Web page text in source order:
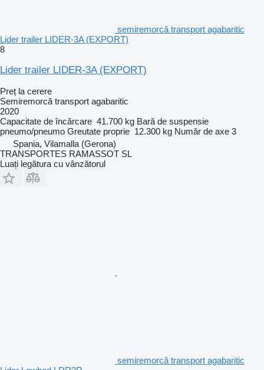
semiremorcă transport agabaritic
Lider trailer LIDER-3A (EXPORT)
8
Lider trailer LIDER-3A (EXPORT)
Preț la cerere
Semiremorcă transport agabaritic
2020
Capacitate de încărcare 41.700 kg Bară de suspensie
pneumo/pneumo Greutate proprie 12.300 kg Număr de axe 3
Spania, Vilamalla (Gerona)
TRANSPORTES RAMASSOT SL
Luați legătura cu vânzătorul
semiremorcă transport agabaritic